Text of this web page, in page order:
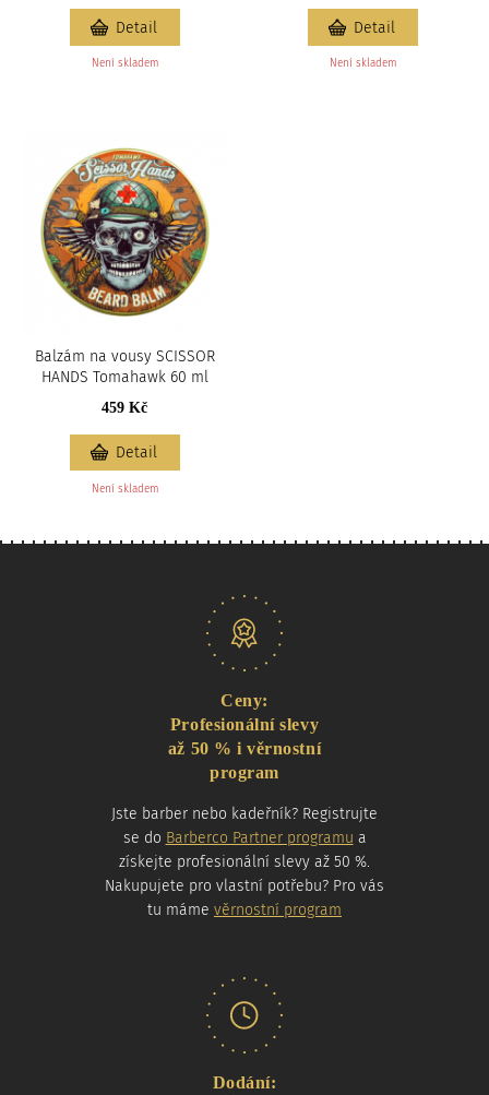
Není skladem
Detail
Není skladem
Detail
Balzám na vousy SCISSOR
HANDS Tomahawk 60 ml
459 Kč
Není skladem
Detail
Ceny:
Profesionální slevy
až 50 % i věrnostní
program
Jste barber nebo kadeřník? Registrujte
se do Barberco Partner programu a
získejte profesionální slevy až 50 %.
Nakupujete pro vlastní potřebu? Pro vás
tu máme věrnostní program
Dodání: